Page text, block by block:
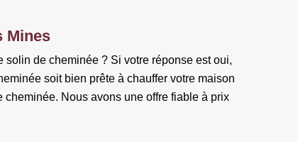
Mines
de cheminée ? Si votre réponse est oui,
soit bien prête à chauffer votre maison
Nous avons une offre fiable à prix